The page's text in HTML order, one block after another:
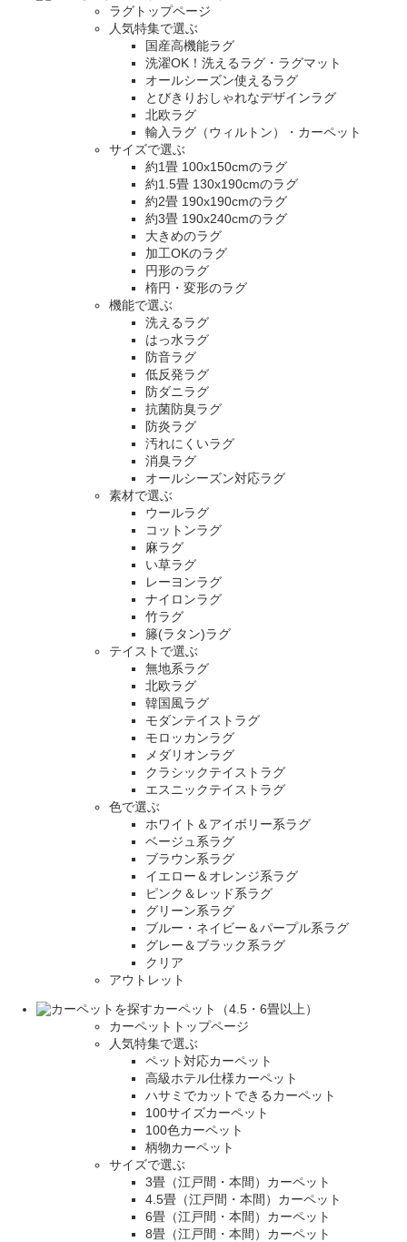
ラグトップページ
人気特集で選ぶ
国産高機能ラグ
洗濯OK！洗えるラグ・ラグマット
オールシーズン使えるラグ
とびきりおしゃれなデザインラグ
北欧ラグ
輸入ラグ（ウィルトン）・カーペット
サイズで選ぶ
約1畳 100x150cmのラグ
約1.5畳 130x190cmのラグ
約2畳 190x190cmのラグ
約3畳 190x240cmのラグ
大きめのラグ
加工OKのラグ
円形のラグ
楕円・変形のラグ
機能で選ぶ
洗えるラグ
はっ水ラグ
防音ラグ
低反発ラグ
防ダニラグ
抗菌防臭ラグ
防炎ラグ
汚れにくいラグ
消臭ラグ
オールシーズン対応ラグ
素材で選ぶ
ウールラグ
コットンラグ
麻ラグ
い草ラグ
レーヨンラグ
ナイロンラグ
竹ラグ
籐(ラタン)ラグ
テイストで選ぶ
無地系ラグ
北欧ラグ
韓国風ラグ
モダンテイストラグ
モロッカンラグ
メダリオンラグ
クラシックテイストラグ
エスニックテイストラグ
色で選ぶ
ホワイト＆アイボリー系ラグ
ベージュ系ラグ
ブラウン系ラグ
イエロー＆オレンジ系ラグ
ピンク＆レッド系ラグ
グリーン系ラグ
ブルー・ネイビー＆パープル系ラグ
グレー＆ブラック系ラグ
クリア
アウトレット
カーペット（4.5・6畳以上）
カーペットトップページ
人気特集で選ぶ
ペット対応カーペット
高級ホテル仕様カーペット
ハサミでカットできるカーペット
100サイズカーペット
100色カーペット
柄物カーペット
サイズで選ぶ
3畳（江戸間・本間）カーペット
4.5畳（江戸間・本間）カーペット
6畳（江戸間・本間）カーペット
8畳（江戸間・本間）カーペット